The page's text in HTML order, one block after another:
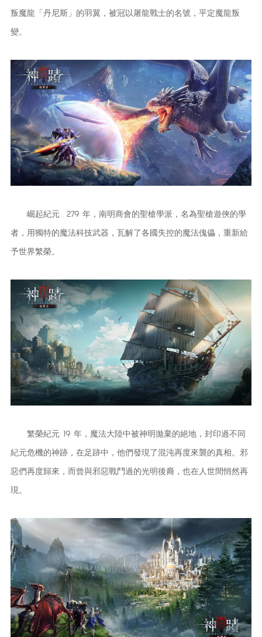
叛魔龍「丹尼斯」的羽翼，被冠以屠龍戰士的名號，平定魔龍叛
變。
崛起紀元 279 年，南明商會的聖槍學派，名為聖槍遊俠的學
者，用獨特的魔法科技武器，瓦解了各國失控的魔法傀儡，重新給
予世界繁榮。
繁榮紀元 19 年，魔法大陸中被神明拋棄的絕地，封印過不同
紀元危機的神跡，在足跡中，他們發現了混沌再度來襲的真相。邪
惡們再度歸來，而曾與邪惡戰鬥過的光明後裔，也在人世間悄然再
現。